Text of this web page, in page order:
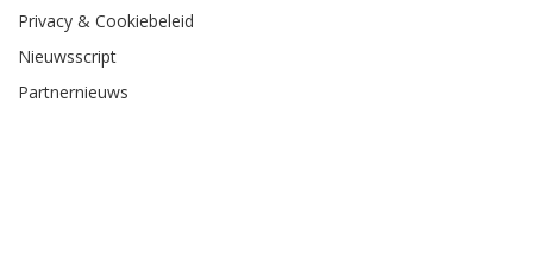
Privacy & Cookiebeleid
Nieuwsscript
Partnernieuws